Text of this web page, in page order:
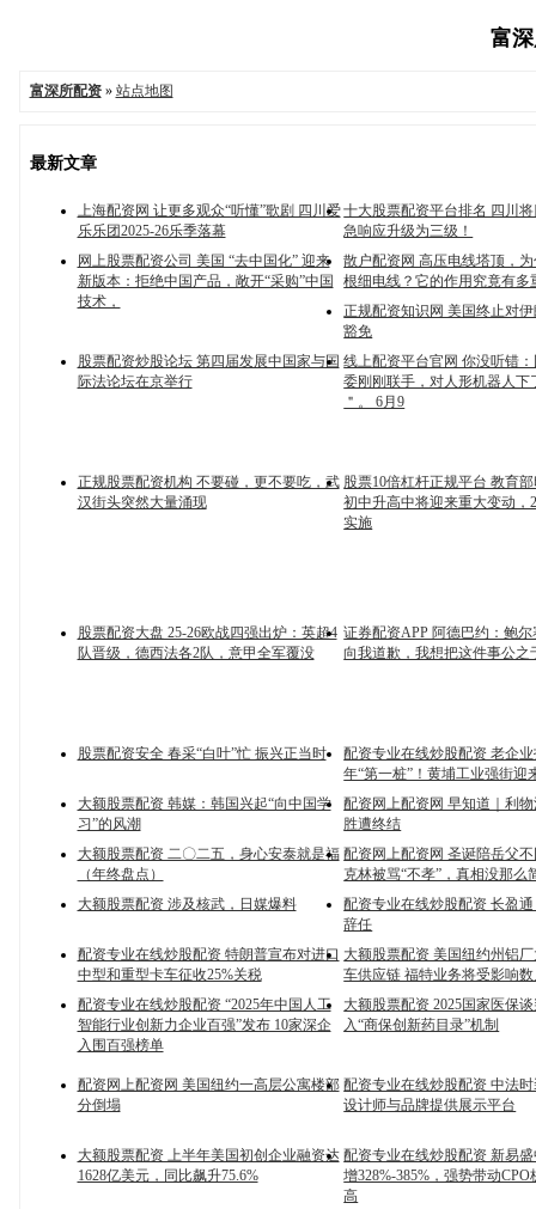
富
富深所配资» 站点地图
最新文章
上海配资网 让更多观众“听懂”歌剧 四川爱
乐乐团2025-26乐季落幕
十大股票配资平台排名 四川
急响应升级为三级！
网上股票配资公司 美国 “去中国化” 迎来
新版本：拒绝中国产品，敞开“采购”中国
技术，
散户配资网 高压电线塔顶，
根细电线？它的作用究竟有多
正规配资知识网 美国终止对
豁免
股票配资炒股论坛 第四届发展中国家与国
际法论坛在京举行
线上配资平台官网 你没听错
委刚刚联手，对人形机器人下
＂。 6月9
正规股票配资机构 不要碰，更不要吃，武
汉街头突然大量涌现
股票10倍杠杆正规平台 教育
初中升高中将迎来重大变动，
实施
股票配资大盘 25-26欧战四强出炉：英超4
队晋级，德西法各2队，意甲全军覆没
证券配资APP 阿德巴约：鲍
向我道歉，我想把这件事公之
股票配资安全 春采“白叶”忙 振兴正当时
配资专业在线炒股配资 老企
年“第一桩”！黄埔工业强街迎
大额股票配资 韩媒：韩国兴起“向中国学
习”的风潮
配资网上配资网 早知道｜利
胜遭终结
大额股票配资 二〇二五，身心安泰就是福
（年终盘点）
配资网上配资网 圣诞陪岳父
克林被骂“不孝”，真相没那么
大额股票配资 涉及核武，日媒爆料
配资专业在线炒股配资 长盈
辞任
配资专业在线炒股配资 特朗普宣布对进口
中型和重型卡车征收25%关税
大额股票配资 美国纽约州铝
车供应链 福特业务将受影响
配资专业在线炒股配资 “2025年中国人工
智能行业创新力企业百强”发布 10家深企
入围百强榜单
大额股票配资 2025国家医保
入“商保创新药目录”机制
配资网上配资网 美国纽约一高层公寓楼部
分倒塌
配资专业在线炒股配资 中法
设计师与品牌提供展示平台
大额股票配资 上半年美国初创企业融资达
1628亿美元，同比飙升75.6%
配资专业在线炒股配资 新易
增328%-385%，强势带动
高